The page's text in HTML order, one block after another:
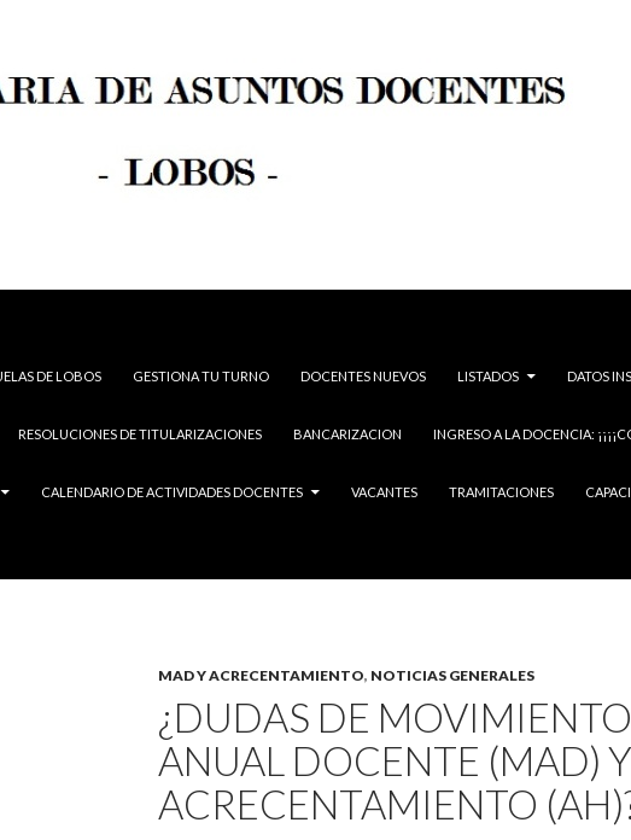
DE LOBOS GESTIONA TU TURNO DOCENTES NUEVOS LISTADOS DATOS
RESOLUCIONES DE TITULARIZACIONES BANCARIZACION INGRESO A LA DOCENCIA:
CALENDARIO DE ACTIVIDADES DOCENTES VACANTES TRAMITACIONES
MAD Y ACRECENTAMIENTO, NOTICIAS GENERALES
¿DUDAS DE MOVIMIENTO
ANUAL DOCENTE (MAD) Y
ACRECENTAMIENTO